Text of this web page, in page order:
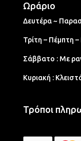
Ωράριο
Δευτέρα ~
Τρίτη – Πέμπτη
Σάββατο : Με
Κυριακή :
Τρόποι